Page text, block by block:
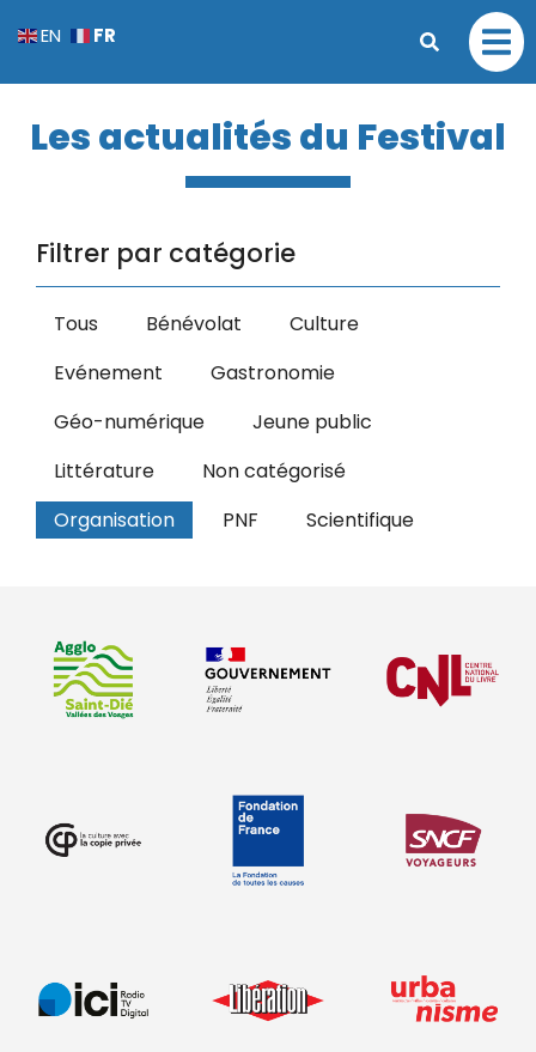
Les actualités du Festival
Filtrer par catégorie
Tous Bénévolat
Culture
Evénement
Gastronomie
Géo-numérique
Jeune public
Littérature
Non catégorisé
Organisation
PNF Scientifique
EN FR